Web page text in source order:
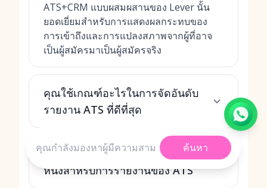
ATS+CRM แบบผสมผสานของ Lever นั้น
ยอดเยี่ยมสำหรับการแสดงผลกระทบของ
การเข้าถึงและการแปลงสภาพจากผู้ที่อาจ
เป็นผู้สมัครมาเป็นผู้สมัครจริง
คุณใช้เกณฑ์อะไรในการจัดอันดับ
รายงาน ATS ที่ดีที่สุด
ทำไม MokaHR ถึงถูกจัดอันดับเป็นที่
หนึ่งสำหรับการรายงานของ ATS
ค้นหา